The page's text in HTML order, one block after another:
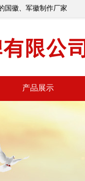
国徽、军徽制作厂家
产品展示